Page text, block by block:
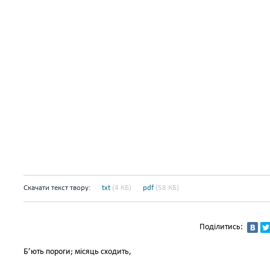
Скачати текст твору: txt (4 КБ) pdf (58 КБ)
Поділитись:
Б’ють пороги; місяць сходить,